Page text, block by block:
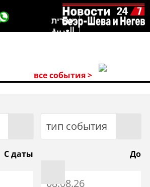
עברית
العربية
все события >
тип события
С даты До